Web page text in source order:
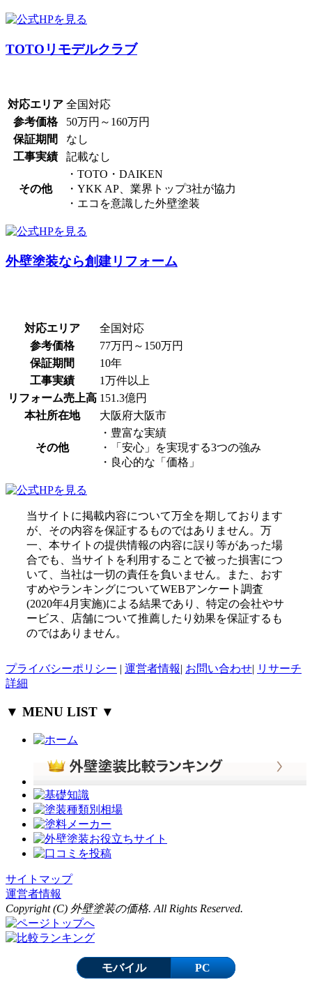
TOTOリモデルクラブ
対応エリア 全国対応
参考価格
50万円～160万円
保証期間
なし
工事実績
記載なし
その他
・TOTO・DAIKEN
・YKK AP、業界トップ3社が協力
・エコを意識した外壁塗装
外壁塗装なら創建リフォーム
対応エリア
全国対応
参考価格
77万円～150万円
保証期間
10年
工事実績
1万件以上
リフォーム売上高 151.3億円
本社所在地
大阪府大阪市
その他
・豊富な実績
・「安心」を実現する3つの強み
・良心的な「価格」
当サイトに掲載内容について万全を期しております
が、その内容を保証するものではありません。万
一、本サイトの提供情報の内容に誤り等があった場
合でも、当サイトを利用することで被った損害につ
いて、当社は一切の責任を負いません。また、おす
すめやランキングについてWEBアンケート調査
(2020年4月実施)による結果であり、特定の会社やサ
ービス、店舗について推薦したり効果を保証するも
のではありません。
プライバシーポリシー | 運営者情報| お問い合わせ| リサーチ
詳細
▼ MENU LIST ▼
サイトマップ
運営者情報
Copyright (C) 外壁塗装の価格. All Rights Reserved.
モバイル PC